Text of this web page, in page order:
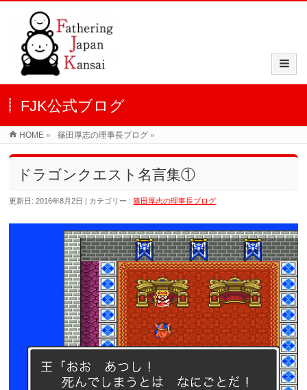
FJK公式ブログ
HOME » 篠田厚志の理事長ブログ »
ドラゴンクエスト名言集①
更新日: 2016年8月2日 カテゴリー :篠田厚志の理事長ブログ